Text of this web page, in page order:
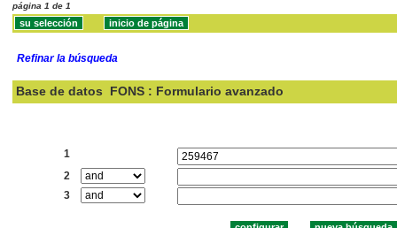
página 1 de 1
Refinar la búsqueda
Base de datos FONS : Formulario avanzado
1
2
3